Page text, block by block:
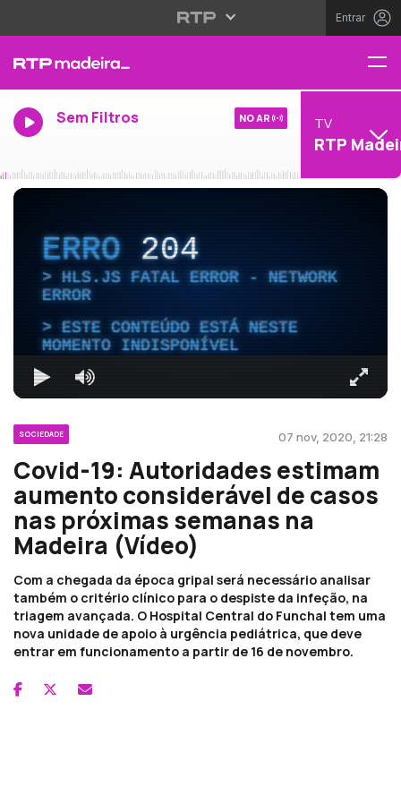
Entrar
Sem Filtros NO AR TV
RTP
ERRO204
HLS.JS FATAL ERROR - NETWORK
ERROR
ESTE CONTEÚDO ESTÁ NESTE
MOMENTO INDISPONÍVEL
SOCIEDADE 07 nov, 2020, 21:28
Covid-19: Autoridades estimam
aumento considerável de casos
nas próximas semanas na
Madeira (Vídeo)
Com a chegada da época gripal será necessário analisar
também o critério clínico para o despiste da infeção, na
triagem avançada. O Hospital Central do Funchal tem uma
nova unidade de apoio à urgência pediátrica, que deve
entrar em funcionamento a partir de 16 de novembro.